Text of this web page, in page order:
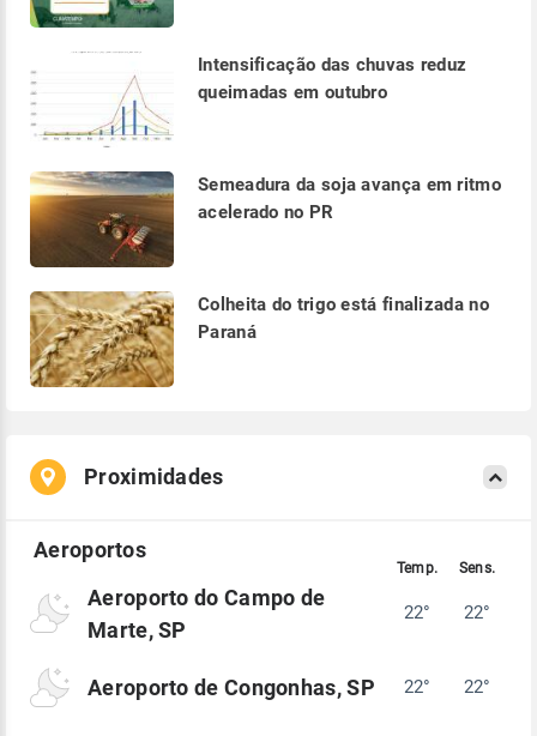
Intensificação das chuvas reduz
queimadas em outubro
Semeadura da soja avança em ritmo
acelerado no PR
Colheita do trigo está finalizada no
Paraná
Proximidades
Aeroporto do Campo de
Marte, SP
22° 22°
Aeroporto de Congonhas, SP 22° 22°